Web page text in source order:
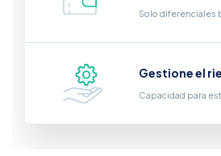
Solo diferenciales
Gestione el
Capacidad para